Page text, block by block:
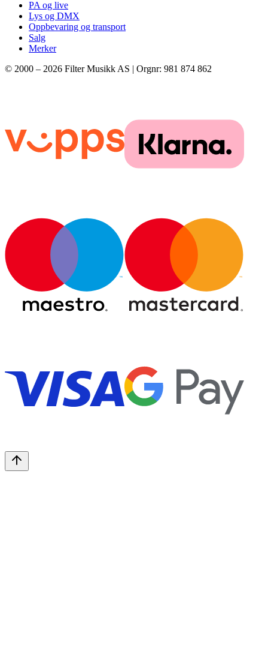
PA og live
Lys og DMX
Oppbevaring og transport
Salg
Merker
© 2000 – 2026 Filter Musikk AS | Orgnr: 981 874 862